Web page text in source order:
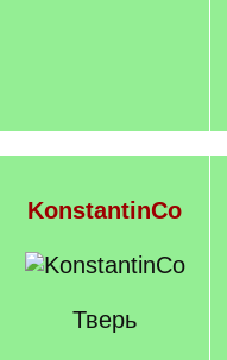
KonstantinCo
Тверь